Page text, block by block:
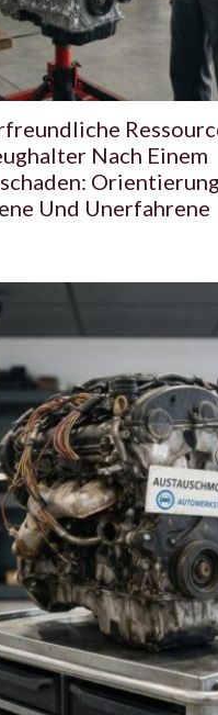
Nach Einem
Und Unerfahrene